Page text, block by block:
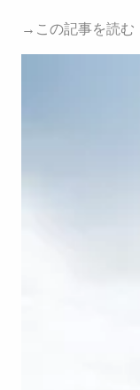
→この記事を読む